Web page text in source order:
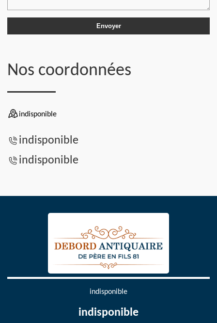
Nos coordonnées
indisponible
indisponible
indisponible
indisponible
indisponible